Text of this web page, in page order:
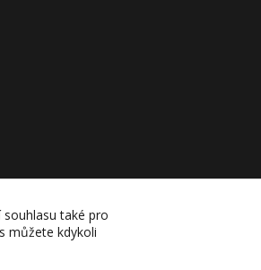
také pro
můžete kdykoli